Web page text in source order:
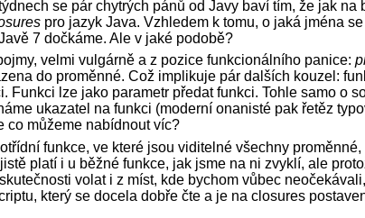
se pár chytrých pánů od Javy baví tím, že jak na
pro jazyk Java. Vzhledem k tomu, o jaká jména
7 dočkáme. Ale v jaké podobě?
velmi vulgárně a z pozice funkcionálního panice:
do proměnné. Což implikuje pár dalších kouzel:
Funkci lze jako parametr předat funkci. Tohle samo o
ukazatel na funkci (moderní onanisté pak řetěz
co můžeme nabídnout víc?
funkce, ve které jsou viditelné všechny
platí i u běžné funkce, jak jsme na ni zvyklí, ale
volat i z míst, kde bychom vůbec
který se docela dobře čte a je na closures